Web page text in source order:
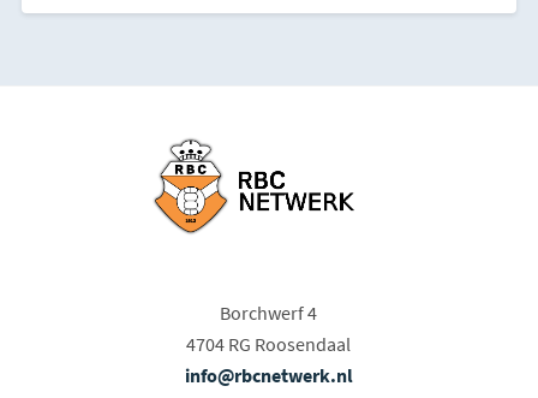
Borchwerf 4
4704 RG Roosendaal
info@rbcnetwerk.nl